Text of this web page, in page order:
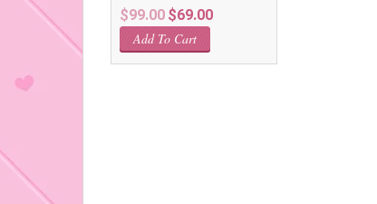
$99.00 Original
price
was:
$69.00Current
Add To Cart